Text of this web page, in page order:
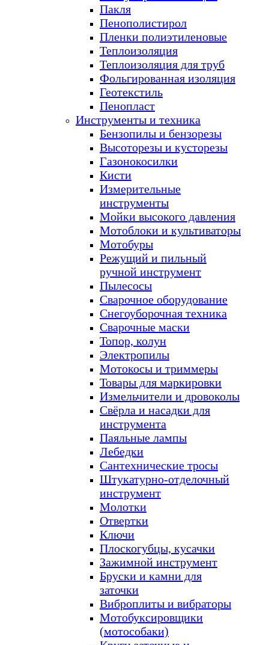
Пакля
Пенополистирол
Пленки полиэтиленовые
Теплоизоляция
Теплоизоляция для труб
Фольгированная изоляция
Геотекстиль
Пенопласт
Инструменты и техника
Бензопилы и бензорезы
Высоторезы и кусторезы
Газонокосилки
Кисти
Измерительные
инструменты
Мойки высокого давления
Мотоблоки и культиваторы
Мотобуры
Режущий и пильный
ручной инструмент
Пылесосы
Сварочное оборудование
Снегоуборочная техника
Сварочные маски
Топор, колун
Электропилы
Мотокосы и триммеры
Товары для маркировки
Измельчители и дровоколы
Свёрла и насадки для
инструмента
Паяльные лампы
Лебедки
Сантехнические тросы
Штукатурно-отделочный
инструмент
Молотки
Отвертки
Ключи
Плоскогубцы, кусачки
Зажимной инструмент
Бруски и камни для
заточки
Виброплиты и вибраторы
Мотобуксировщики
(мотособаки)